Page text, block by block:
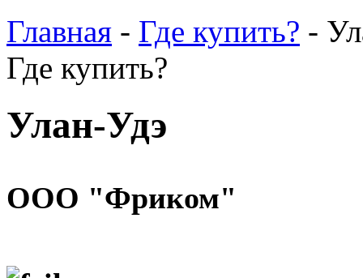
Главная - Где купить? -
Где купить?
Улан-Удэ
ООО "Фриком"